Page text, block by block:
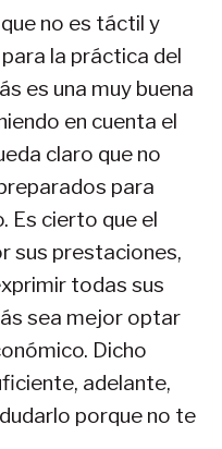
no es táctil y
la práctica del
es una muy buena
en cuenta el
claro que no
para
Es cierto que el
sus prestaciones,
todas sus
sea mejor optar
Dicho
adelante,
porque no te